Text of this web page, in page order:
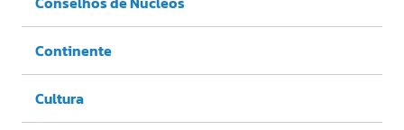
Continente
Cultura